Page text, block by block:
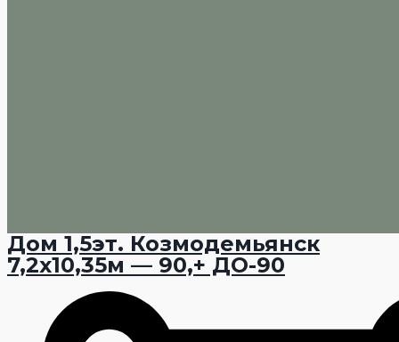
Дом 1,5эт. Козмодемьянск
7,2х10,35м — 90,+ ДО-90